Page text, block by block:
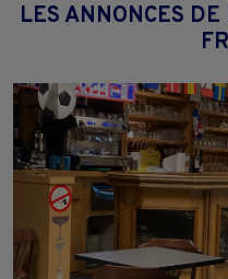
LES ANNONCES